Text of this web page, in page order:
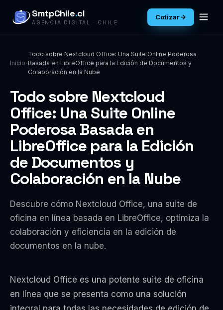
SmtpChile.cl
AGENCIA DIGITAL · CHILE
Cotizar
Inicio
Todo sobre Nextcloud Office: Una Suite Online Poderosa
Basada en LibreOffice para la Edición de Documentos y
Colaboración en la Nube
Todo sobre Nextcloud
Office: Una Suite Online
Poderosa Basada en
LibreOffice para la Edición
de Documentos y
Colaboración en la Nube
Descubre cómo Nextcloud Office, una suite de
oficina en línea basada en LibreOffice, optimiza la
colaboración y eficiencia en la edición de
documentos en la nube.
Nextcloud Office es una potente suite de oficina
en línea que se presenta como una solución